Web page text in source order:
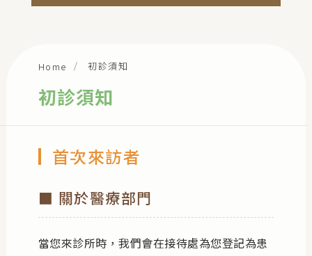
最新消息
聯絡我們
Home 初診須知
初診須知
首次來訪者
■ 關於醫療部門
當您來診所時，我們會在接待處為您登記為患